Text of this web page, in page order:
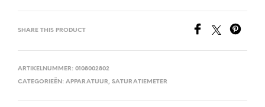
SHARE THIS PRODUCT
ARTIKELNUMMER: 0108002802
CATEGORIEËN: APPARATUUR, SATURATIEMETER